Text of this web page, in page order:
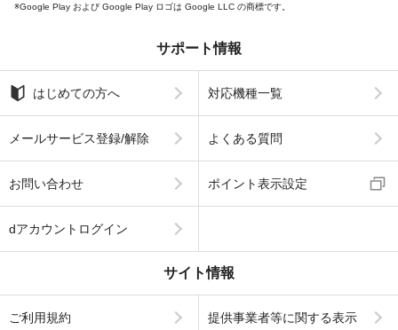
Google Play および Google Play ロゴは Google LLC の商標です。
サポート情報
はじめての方へ 対応機種一覧
メールサービス登録/解除 よくある質問
お問い合わせ ポイント表示設定
dアカウントログイン
サイト情報
ご利用規約 提供事業者等に関する表示